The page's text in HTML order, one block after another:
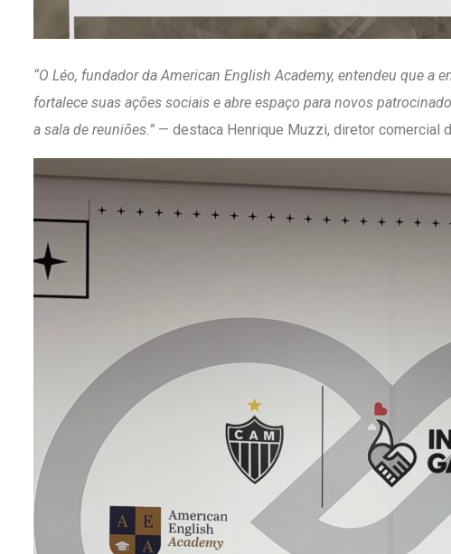
“O Léo, fundador da American English Academy, entendeu que
fortalece suas ações sociais e abre espaço para novos
a sala de reuniões.” — destaca Henrique Muzzi, diretor comercial